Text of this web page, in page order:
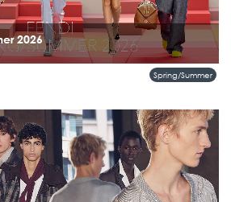
2026
มวุ่นวายของเมือง แต่เลือกจะเดินผ่านมันด้วยสีสัน รูป
Spring/Summer